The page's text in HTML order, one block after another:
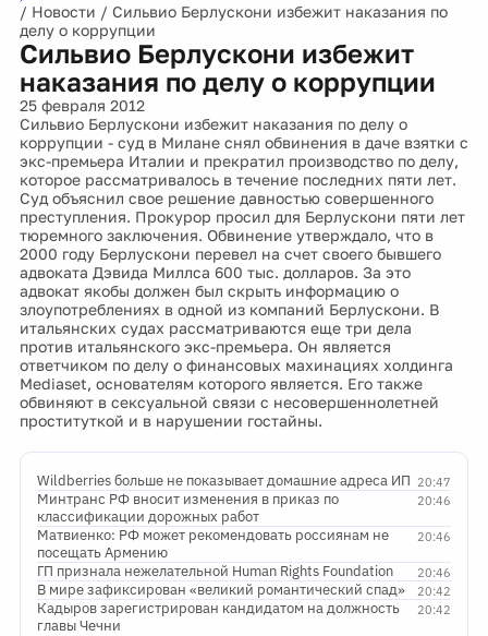
/ Новости / Сильвио Берлускони избежит наказания по
делу о коррупции
Сильвио Берлускони избежит
наказания по делу о коррупции
25 февраля 2012
Сильвио Берлускони избежит наказания по делу о
коррупции - суд в Милане снял обвинения в даче взятки с
экс-премьера Италии и прекратил производство по делу,
которое рассматривалось в течение последних пяти лет.
Суд объяснил свое решение давностью совершенного
преступления. Прокурор просил для Берлускони пяти лет
тюремного заключения. Обвинение утверждало, что в
2000 году Берлускони перевел на счет своего бывшего
адвоката Дэвида Миллса 600 тыс. долларов. За это
адвокат якобы должен был скрыть информацию о
злоупотреблениях в одной из компаний Берлускони. В
итальянских судах рассматриваются еще три дела
против итальянского экс-премьера. Он является
ответчиком по делу о финансовых махинациях холдинга
Mediaset, основателям которого является. Его также
обвиняют в сексуальной связи с несовершеннолетней
проституткой и в нарушении гостайны.
20:47
Wildberries больше не показывает домашние адреса ИП
20:46
Минтранс РФ вносит изменения в приказ по
классификации дорожных работ
20:46
Матвиенко: РФ может рекомендовать россиянам не
посещать Армению
20:46
ГП признала нежелательной Human Rights Foundation
20:42
В мире зафиксирован «великий романтический спад»
20:42
Кадыров зарегистрирован кандидатом на должность
главы Чечни